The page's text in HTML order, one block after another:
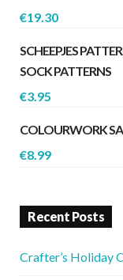
€19.30
SCHEEPJES
SOCK PATTERNS
€3.95
COLOURWORK
€8.99
Recent Posts
Crafter’s Holiday